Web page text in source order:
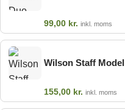
99,00 kr. inkl. moms
Wilson Staff Model
155,00 kr. inkl. moms